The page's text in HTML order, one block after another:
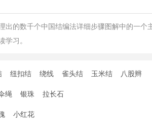
的数千个中国结编法详细步骤图解中的一
学习。
纽扣结 绕线 雀头结 玉米结 八股辫
绳 银珠 拉长石
小红花